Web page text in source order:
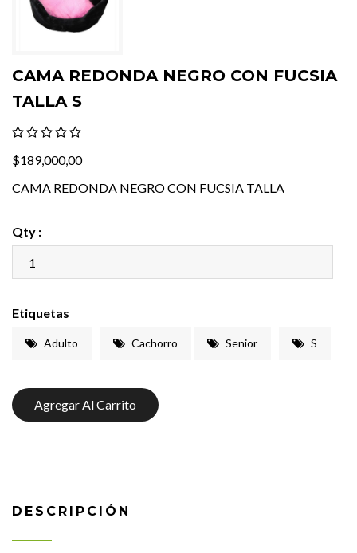
CAMA REDONDA NEGRO CON FUCSIA
TALLA S
$189,000,00
CAMA REDONDA NEGRO CON FUCSIA TALLA
Qty :
Etiquetas
Adulto Cachorro Senior S
Agregar Al Carrito
DESCRIPCIÓN